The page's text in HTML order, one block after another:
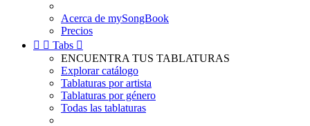
Acerca de mySongBook
Precios
  Tabs 
ENCUENTRA TUS TABLATURAS
Explorar catálogo
Tablaturas por artista
Tablaturas por género
Todas las tablaturas